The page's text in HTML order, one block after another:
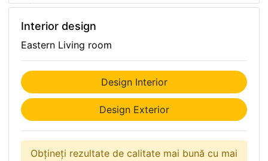
Interior design
Eastern Living room
Design Interior
Design Exterior
Obțineți rezultate de calitate mai bună cu mai